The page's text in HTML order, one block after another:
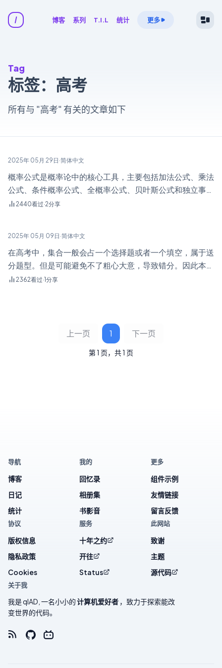
博客 系列 T.I.L 统计 更多
Tag
标签：高考
所有与 "高考" 有关的文章如下
2025年 05月 29日 ·简体中文
‌概率公式是概率论中的核心工具，主要包括加法公式、乘法
公式、条件概率公式、全概率公式、贝叶斯公式和独立事件
公式等‌。这些公式用于计算不同情境下事件发生的概率，涵
2440看过·2分享
2025年 05月 09日 ·简体中文
在高考中，集合一般会占一个选择题或者一个填空，属于送
分题型。但是可能避免不了粗心大意，导致错分。因此本篇
文章介绍了集合的概念及其性质，以及集合间的基本关系、
2362看过·1分享
上一页 1 下一页
第 1 页，共 1 页
关于我
我是 qlAD, 一名小小的计算机爱好者 ，致力于探索能改
变世界的代码。
导航
博客
日记
统计
我的
回忆录
相册集
书影音
更多
组件示例
友情链接
留言反馈
协议
版权信息
隐私政策
Cookies
服务
十年之约
开往
Status
此网站
致谢
主题
源代码